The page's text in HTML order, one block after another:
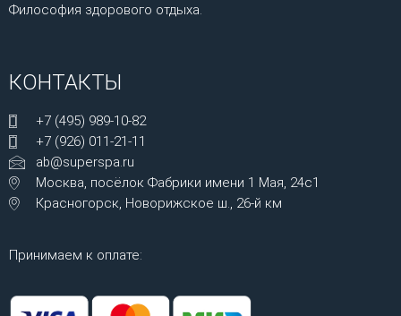
Философия здорового отдыха.
КОНТАКТЫ
+7 (495) 989-10-82
+7 (926) 011-21-11
ab@superspa.ru
Москва, посёлок Фабрики имени 1 Мая, 24с1
Красногорск, Новорижское ш., 26-й км
Принимаем к оплате: